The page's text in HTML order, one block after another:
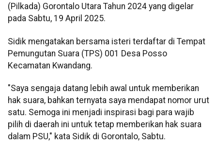
(Pilkada) Gorontalo Utara Tahun 2024 yang digelar
pada Sabtu, 19 April 2025.
Sidik mengatakan bersama isteri terdaftar di Tempat
Pemungutan Suara (TPS) 001 Desa Posso
Kecamatan Kwandang.
"Saya sengaja datang lebih awal untuk memberikan
hak suara, bahkan ternyata saya mendapat nomor urut
satu. Semoga ini menjadi inspirasi bagi para wajib
pilih di daerah ini untuk tetap memberikan hak suara
dalam PSU," kata Sidik di Gorontalo, Sabtu.